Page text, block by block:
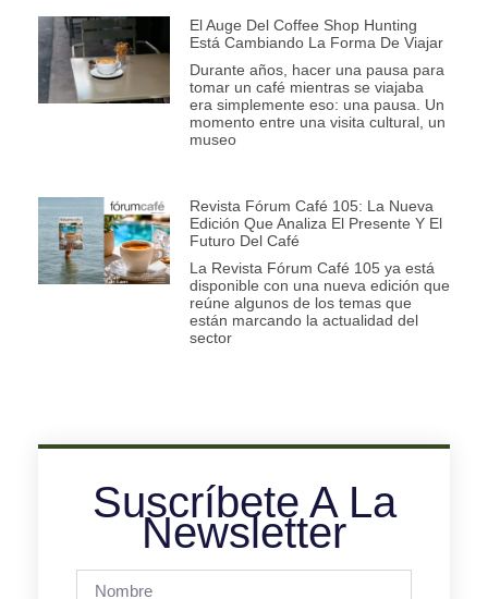
El Auge Del Coffee Shop Hunting
Está Cambiando La Forma De Viajar
Durante años, hacer una pausa para
tomar un café mientras se viajaba
era simplemente eso: una pausa. Un
momento entre una visita cultural, un
museo
Revista Fórum Café 105: La Nueva
Edición Que Analiza El Presente Y El
Futuro Del Café
La Revista Fórum Café 105 ya está
disponible con una nueva edición que
reúne algunos de los temas que
están marcando la actualidad del
sector
Suscríbete A La
Newsletter